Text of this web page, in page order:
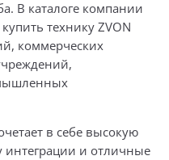
В каталоге компании
технику ZVON
коммерческих
в себе высокую
интеграции и отличные